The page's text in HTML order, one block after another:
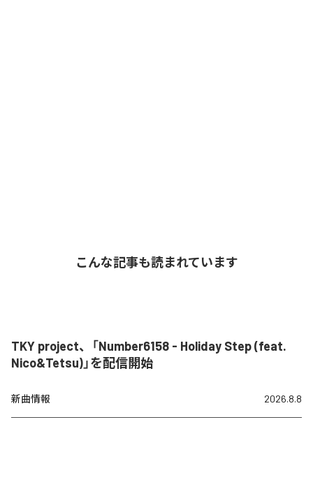
こんな記事も読まれています
TKY project、「Number6158 - Holiday Step (feat.
Nico&Tetsu)」を配信開始
新曲情報 2026.8.8